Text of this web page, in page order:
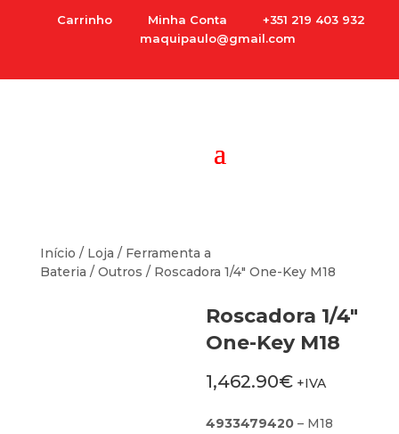
Carrinho Minha Conta
+351 219 403 932
maquipaulo@gmail.com
Início / Loja / Ferramenta a
Bateria / Outros / Roscadora 1/4″ One-Key M18
Roscadora 1/4″
One-Key M18
1,462.90€ +IVA
4933479420 – M18